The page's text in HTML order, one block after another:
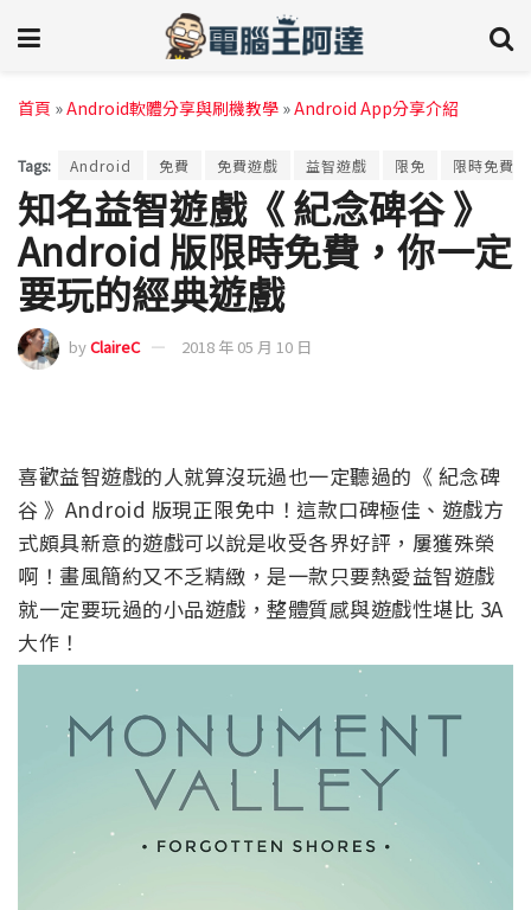
首頁 »Android軟體分享與刷機教學 »Android App分享介紹
Tags: Android 免費 免費遊戲 益智遊戲 限免 限時免費
知名益智遊戲《 紀念碑谷 》
Android 版限時免費，你一定
要玩的經典遊戲
byClaireC 2018 年 05 月 10 日
喜歡益智遊戲的人就算沒玩過也一定聽過的《 紀念碑
谷 》Android 版現正限免中！這款口碑極佳、遊戲方
式頗具新意的遊戲可以說是收受各界好評，屢獲殊榮
啊！畫風簡約又不乏精緻，是一款只要熱愛益智遊戲
就一定要玩過的小品遊戲，整體質感與遊戲性堪比 3A
大作！